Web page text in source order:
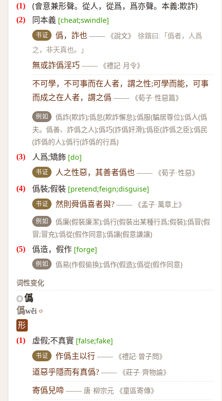
(會意兼形聲。從人，從爲，爲亦聲。本義:欺詐)
同本義 [cheat;swindle]
书证 僞，詐也 —— 《說文》
徐鍇曰:「僞者，人爲
之，非天真也。」
無或詐僞淫巧 —— 《禮記·月令》
不可學，不可事而在人者，謂之性;可學而能，可事
而成之在人者，謂之僞 —— 《荀子·性惡篇》
例如
僞詐(欺詐);僞怠(欺詐懈怠);僞服(騙居尊位);僞人(僞
夫。僞善、詐僞之人);僞巧(詐僞奸滑);僞臣(詐僞之臣);僞民
(詐僞的人);僞行(詐僞的行爲)
人爲;矯飾 [do]
书证 人之性惡，其善者僞也 —— 《荀子·性惡》
僞裝;假裝 [pretend;feign;disguise]
书证 然則舜僞喜者與? —— 《孟子·萬章上》
例如
僞廉(假裝廉潔);僞行(假裝出某種行爲;假裝);僞冒(假
冒;冒充);僞從(假作同意);僞讓(假意謙讓)
僞造，假作 [forge]
例如
僞易(作假偷換);僞作(假造);僞從(假作同意)
词性变化
◎ 僞
僞wěi
形
虛假;不真實 [false;fake]
书证 作僞主以行 —— 《禮記·曾子問》
道惡乎隱而有真僞? —— 《莊子·齊物論》
寄僞兒啼 —— 唐·柳宗元 《童區寄傳》